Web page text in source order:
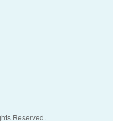
Reserved.